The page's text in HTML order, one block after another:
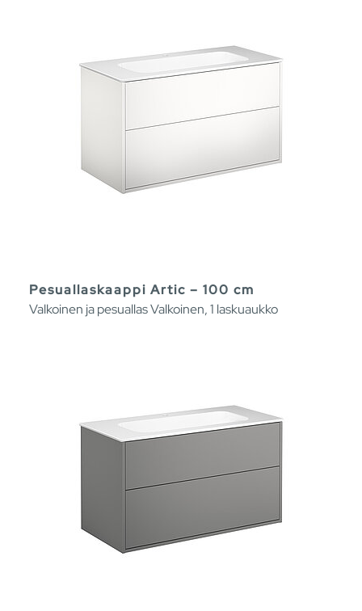
Pesuallaskaappi Artic – 100 cm
Valkoinen ja pesuallas Valkoinen, 1 laskuaukko